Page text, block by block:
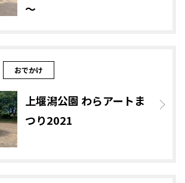
～
おでかけ
上堰潟公園 わらアートま
つり2021